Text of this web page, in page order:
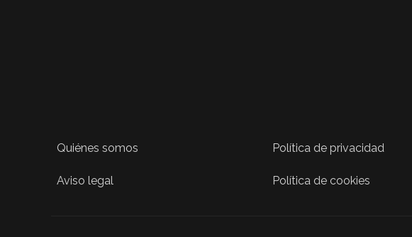
Quiénes somos
Aviso legal
Política de privacidad
Política de cookies